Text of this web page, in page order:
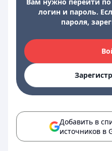
логин и пароль.
пароля,
Добавить в
источников в